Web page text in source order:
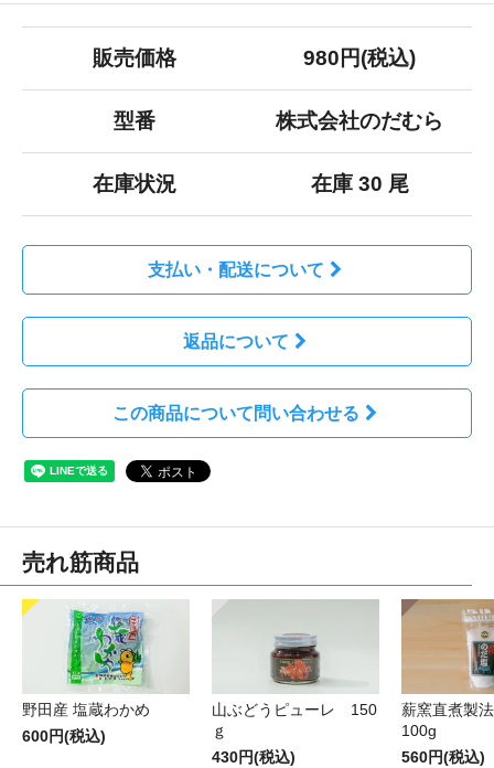
販売価格 980円(税込)
型番 株式会社のだむら
在庫状況 在庫 30 尾
支払い・配送について
返品について
この商品について問い合わせる
売れ筋商品
野田産 塩蔵わかめ
600円(税込)
山ぶどうピューレ 150
ｇ
430円(税込)
薪窯直煮製
100g
560円(税込)